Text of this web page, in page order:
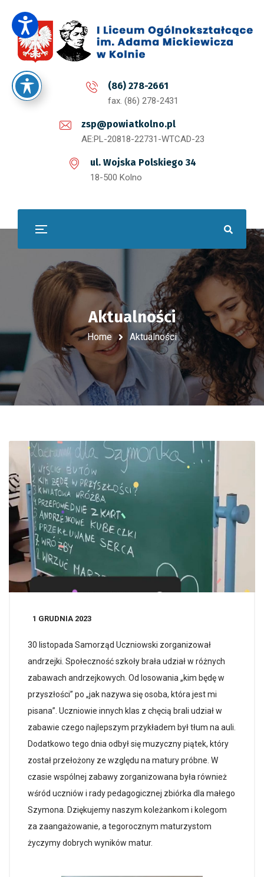
(86) 278-2661
fax. (86) 278-2431
zsp@powiatkolno.pl
AE:PL-20818-22731-WTCAD-23
ul. Wojska Polskiego 34
18-500 Kolno
Aktualności
Home Aktualności
1 GRUDNIA 2023
30 listopada Samorząd Uczniowski zorganizował
andrzejki. Społeczność szkoły brała udział w różnych
zabawach andrzejkowych. Od losowania „kim będę w
przyszłości” po „jak nazywa się osoba, która jest mi
pisana”. Uczniowie innych klas z chęcią brali udział w
zabawie czego najlepszym przykładem był tłum na auli.
Dodatkowo tego dnia odbył się muzyczny piątek, który
został przełożony ze względu na matury próbne. W
czasie wspólnej zabawy zorganizowana była również
wśród uczniów i rady pedagogicznej zbiórka dla małego
Szymona. Dziękujemy naszym koleżankom i kolegom
za zaangażowanie, a tegorocznym maturzystom
życzymy dobrych wyników matur.